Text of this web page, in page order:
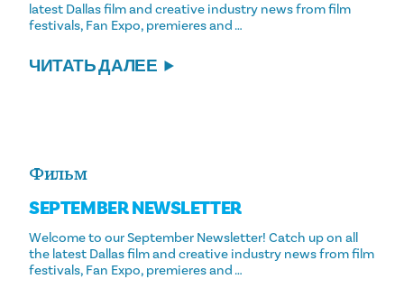
latest Dallas film and creative industry news from film
festivals, Fan Expo, premieres and …
ЧИТАТЬ ДАЛЕЕ
Фильм
SEPTEMBER NEWSLETTER
Welcome to our September Newsletter! Catch up on all
the latest Dallas film and creative industry news from film
festivals, Fan Expo, premieres and …